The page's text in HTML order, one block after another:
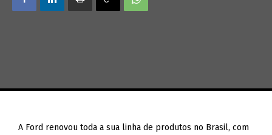
A Ford renovou toda a sua linha de produtos no Brasil, com